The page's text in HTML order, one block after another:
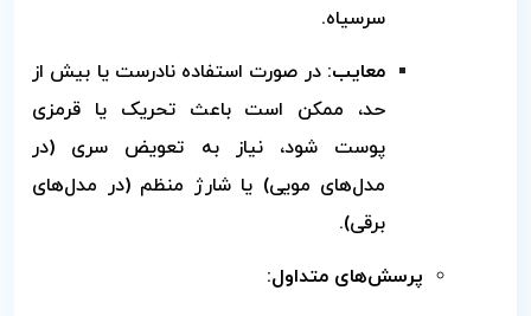
سرسیاه.
معایب: در صورت استفاده نادرست یا بیش از
حد، ممکن است باعث تحریک یا قرمزی
پوست شود، نیاز به تعویض سری (در
مدل‌های مویی) یا شارژ منظم (در مدل‌های
برقی).
پرسش‌های متداول: